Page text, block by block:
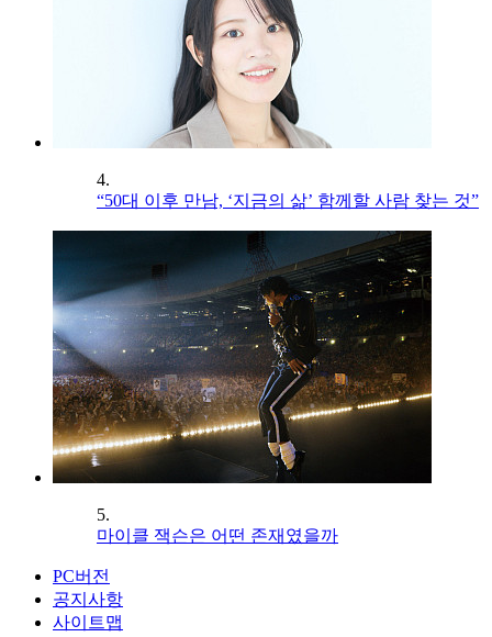
4.
“50대 이후 만남, ‘지금의 삶’ 함께할 사람 찾는 것”
5.
마이클 잭슨은 어떤 존재였을까
PC버전
공지사항
사이트맵